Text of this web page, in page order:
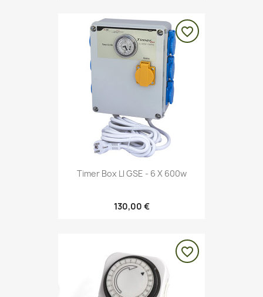
Timer Box Ll GSE - 6 X 600w
130,00 €
favorite_border
favorite_border